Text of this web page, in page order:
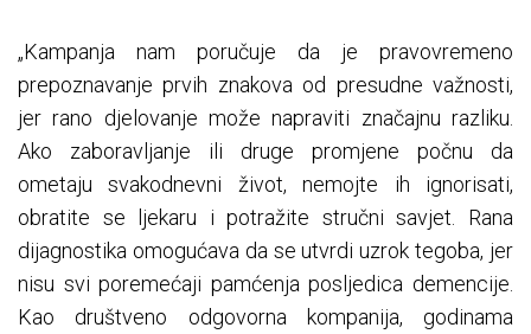
„Kampanja nam poručuje da je pravovremeno
prepoznavanje prvih znakova od presudne važnosti,
jer rano djelovanje može napraviti značajnu razliku.
Ako zaboravljanje ili druge promjene počnu da
ometaju svakodnevni život, nemojte ih ignorisati,
obratite se ljekaru i potražite stručni savjet. Rana
dijagnostika omogućava da se utvrdi uzrok tegoba, jer
nisu svi poremećaji pamćenja posljedica demencije.
Kao društveno odgovorna kompanija, godinama